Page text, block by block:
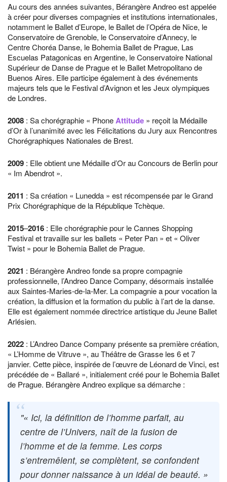
Au cours des années suivantes, Bérangère Andreo est appelée
à créer pour diverses compagnies et institutions internationales,
notamment le Ballet d’Europe, le Ballet de l’Opéra de Nice, le
Conservatoire de Grenoble, le Conservatoire d’Annecy, le
Centre Choréa Danse, le Bohemia Ballet de Prague, Las
Escuelas Patagonicas en Argentine, le Conservatoire National
Supérieur de Danse de Prague et le Ballet Metropolitano de
Buenos Aires. Elle participe également à des événements
majeurs tels que le Festival d’Avignon et les Jeux olympiques
de Londres.
2008 : Sa chorégraphie « PhoneAttitude » reçoit la Médaille
d’Or à l’unanimité avec les Félicitations du Jury aux Rencontres
Chorégraphiques Nationales de Brest.
2009 : Elle obtient une Médaille d’Or au Concours de Berlin pour
« Im Abendrot ».
2011 : Sa création « Lunedda » est récompensée par le Grand
Prix Chorégraphique de la République Tchèque.
2015–2016 : Elle chorégraphie pour le Cannes Shopping
Festival et travaille sur les ballets « Peter Pan » et « Oliver
Twist » pour le Bohemia Ballet de Prague.
2021 : Bérangère Andreo fonde sa propre compagnie
professionnelle, l’Andreo Dance Company, désormais installée
aux Saintes-Maries-de-la-Mer. La compagnie a pour vocation la
création, la diffusion et la formation du public à l’art de la danse.
Elle est également nommée directrice artistique du Jeune Ballet
Arlésien.
2022 : L’Andreo Dance Company présente sa première création,
« L’Homme de Vitruve », au Théâtre de Grasse les 6 et 7
janvier. Cette pièce, inspirée de l’œuvre de Léonard de Vinci, est
précédée de « Ballaré », initialement créé pour le Bohemia Ballet
de Prague. Bérangère Andreo explique sa démarche :
« Ici, la définition de l’homme parfait, au
centre de l’Univers, naît de la fusion de
l’homme et de la femme. Les corps
s’entremêlent, se complètent, se confondent
pour donner naissance à un idéal de beauté. »